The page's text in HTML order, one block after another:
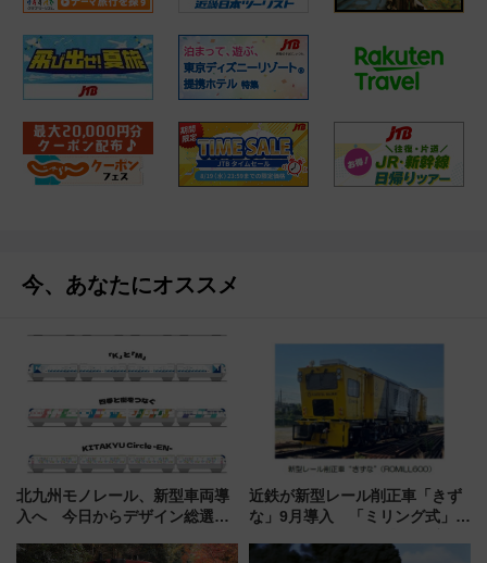
今、あなたにオススメ
北九州モノレール、新型車両導
入へ 今日からデザイン総選挙
近鉄が新型レール削正車「きず
な」9月導入 「ミリング式」採
化！安全性や乗り心地の向上に